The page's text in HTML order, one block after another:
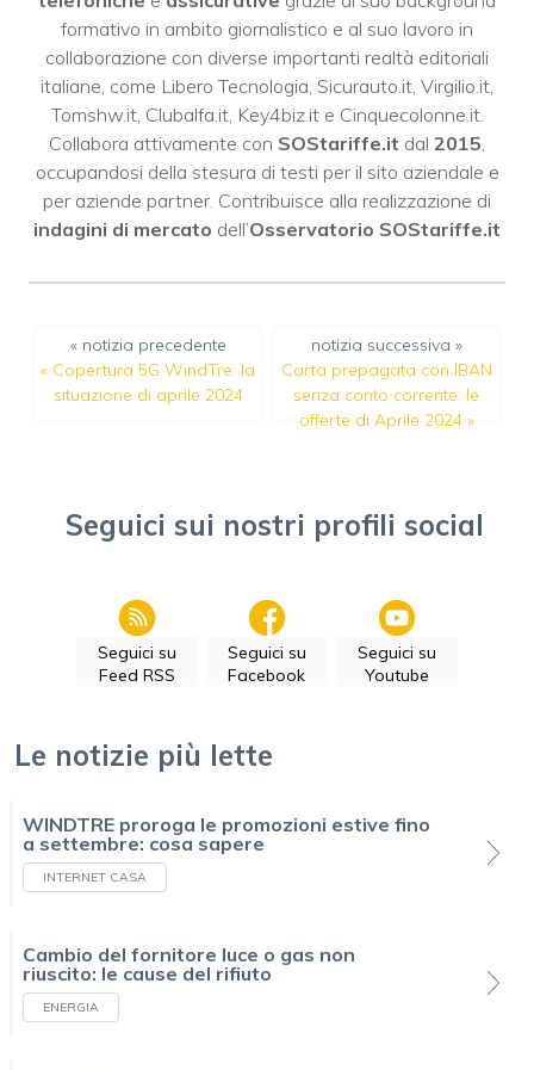
formativo in ambito giornalistico e al suo lavoro in
collaborazione con diverse importanti realtà editoriali
italiane, come Libero Tecnologia Sicurauto.it Virgilio.it
Tomshw.it, Clubalfa.it, Key4biz.ite Cinquecolonne.it.
Collabora attivamente con SOStariffe.it dal 2015
occupandosi della stesura di testi per il sito aziendale e
per aziende partner. Contribuisce alla realizzazione di
indagini di mercato dell’Osservatorio SOStariffe.it
« notizia precedente
« Copertura 5G WindTre: la
situazione di aprile 2024
notizia successiva »
Carta prepagata con IBAN
senza conto corrente: le
offerte di Aprile 2024»
Seguici sui nostri profili social
Seguici su
Feed RSS
Seguici su
Facebook
Seguici su
Youtube
Le notizie più lette
WINDTRE proroga le promozioni estive fino
a settembre: cosa sapere
INTERNET CASA
Cambio del fornitore luce o gas non
riuscito: le cause del rifiuto
ENERGIA